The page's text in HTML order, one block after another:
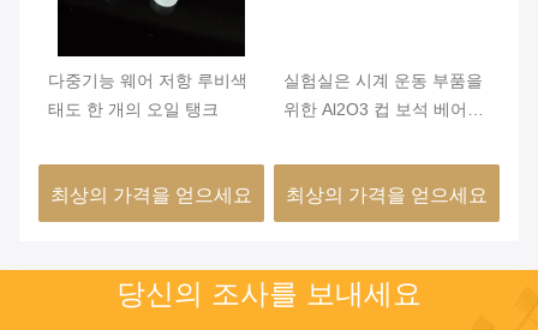
다중기능 웨어 저항 루비색
태도 한 개의 오일 탱크
최상의 가격을 얻으세요
실험실은 시계 운동 부품을
위한 Al2O3 컵 보석 베어링
최상의 가격을 얻으세요
당신의 조사를 보내세요